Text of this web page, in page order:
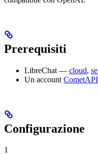
Prerequisiti
LibreChat — cloud,
Un account CometAPI
Configurazione
1